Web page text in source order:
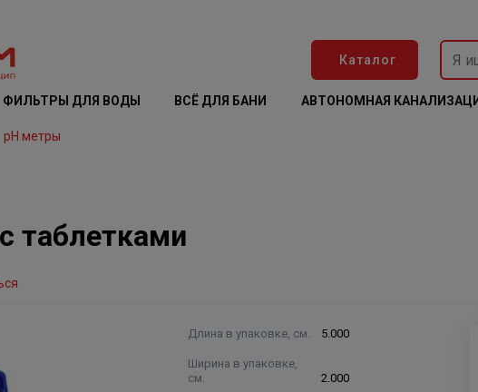
Каталог
ФИЛЬТРЫ ДЛЯ ВОДЫ ВСЁ ДЛЯ БАНИ АВТОНОМНАЯ
pH метры
таблетками
Длина в упаковке, см. 5.000
Ширина в упаковке,
см.
2.000